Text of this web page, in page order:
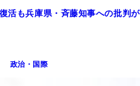
活も兵庫県・斉藤知事への批判が
政治・国際